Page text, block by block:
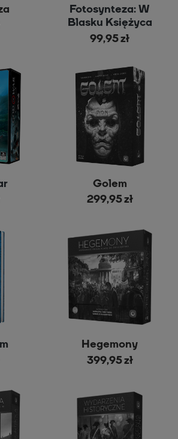
Fotosynteza: W
Blasku Księżyca
99,95 zł
Golem
299,95 zł
Hegemony
399,95 zł